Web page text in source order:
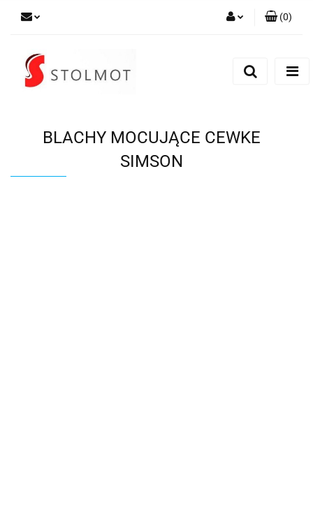
(0)
BLACHY MOCUJĄCE CEWKE
SIMSON